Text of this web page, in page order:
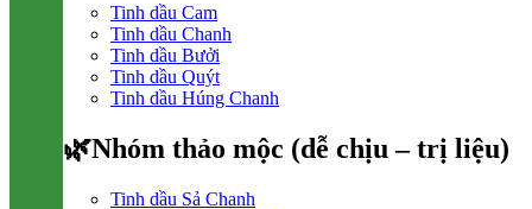
Tinh dầu Cam
Tinh dầu Chanh
Tinh dầu Bưởi
Tinh dầu Quýt
Tinh dầu Húng Chanh
🌿Nhóm thảo mộc (dễ chịu – trị liệu)
Tinh dầu Sả Chanh